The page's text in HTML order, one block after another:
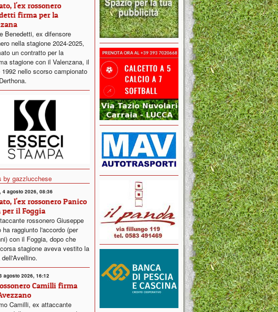
l'ex rossonero
firma per la
Benedetti, ex difensore
nella stagione 2024-2025,
un contratto per la
stagione con il Valenzana, il
nello scorso campionato
by gazzlucchese
4 agosto 2026, 08:36
l'ex rossonero Panico
il Foggia
rossonero Giuseppe
ha raggiunto l'accordo (per
con il Foggia, dopo che
stagione aveva vestito la
dell'Avellino.
agosto 2026, 16:12
Camilli firma
Camilli, ex attaccante